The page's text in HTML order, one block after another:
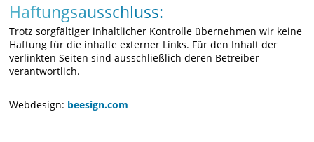
Haftungsausschluss:
Trotz sorgfältiger inhaltlicher Kontrolle übernehmen wir keine
Haftung für die inhalte externer Links. Für den Inhalt der
verlinkten Seiten sind ausschließlich deren Betreiber
verantwortlich.
Webdesign: beesign.com